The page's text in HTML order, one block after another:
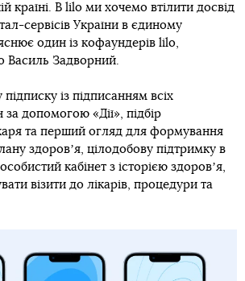
країні. В lilo ми хочемо втілити досвід
сервісів України в єдиному
один із кофаундерів lilo,
Василь Задворний.
із підписанням всіх
допомогою «Дії», підбір
та перший огляд для формування
здоровʼя, цілодобову підтримку в
кабінет з історією здоровʼя,
візити до лікарів, процедури та